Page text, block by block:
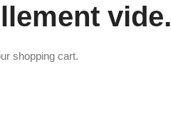
vide.
shopping cart.